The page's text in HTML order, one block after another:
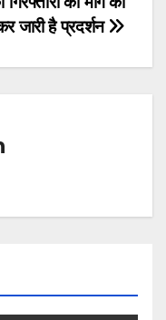
जारी है प्रदर्शन